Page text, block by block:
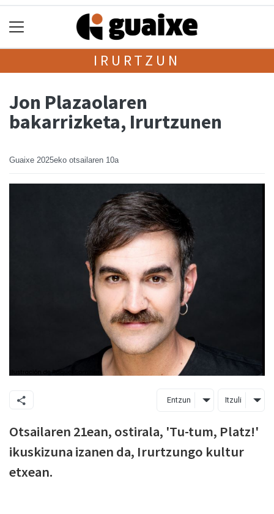
IRURTZUN
Jon Plazaolaren
bakarrizketa, Irurtzunen
Guaixe 2025eko otsailaren 10a
Entzun Itzuli
Otsailaren 21ean, ostirala, 'Tu-tum, Platz!'
ikuskizuna izanen da, Irurtzungo kultur
etxean.